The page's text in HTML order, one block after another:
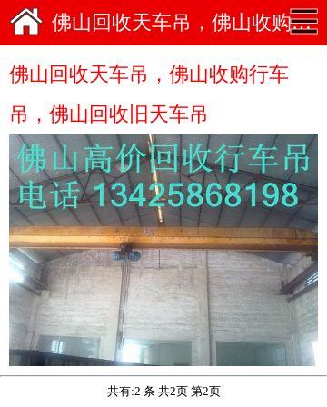
佛山回收天车吊，佛山收购行车吊图
佛山回收天车吊，佛山收购行车
吊，佛山回收旧天车吊
共有:2 条 共2页 第2页